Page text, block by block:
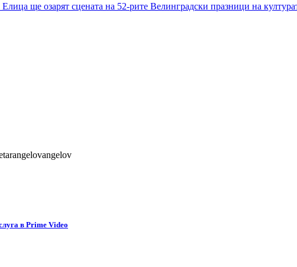
ще озарят сцената на 52-рите Велинградски празници на
в Prime Video